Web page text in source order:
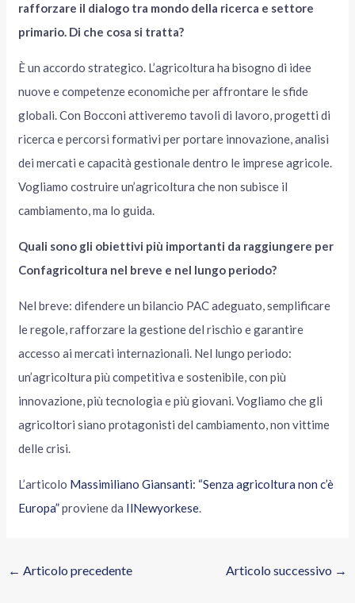
rafforzare il dialogo tra mondo della ricerca e settore
primario. Di che cosa si tratta?
È un accordo strategico. L’agricoltura ha bisogno di idee
nuove e competenze economiche per affrontare le sfide
globali. Con Bocconi attiveremo tavoli di lavoro, progetti di
ricerca e percorsi formativi per portare innovazione, analisi
dei mercati e capacità gestionale dentro le imprese agricole.
Vogliamo costruire un’agricoltura che non subisce il
cambiamento, ma lo guida.
Quali sono gli obiettivi più importanti da raggiungere per
Confagricoltura nel breve e nel lungo periodo?
Nel breve: difendere un bilancio PAC adeguato, semplificare
le regole, rafforzare la gestione del rischio e garantire
accesso ai mercati internazionali. Nel lungo periodo:
un’agricoltura più competitiva e sostenibile, con più
innovazione, più tecnologia e più giovani. Vogliamo che gli
agricoltori siano protagonisti del cambiamento, non vittime
delle crisi.
L’articolo Massimiliano Giansanti: “Senza agricoltura non c’è
Europa”proviene da IlNewyorkese.
← Articolo precedente Articolo successivo →